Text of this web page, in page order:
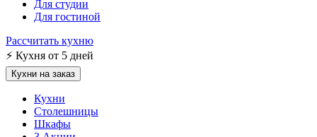
Для студии
Для гостиной
Рассчитать кухню
⚡ Кухня от 5 дней
Кухни на заказ
Кухни
Столешницы
Шкафы